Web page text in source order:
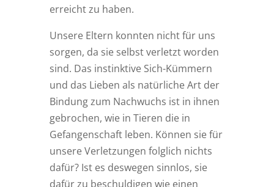
erreicht zu haben.
Unsere Eltern konnten nicht für uns
sorgen, da sie selbst verletzt worden
sind. Das instinktive Sich-Kümmern
und das Lieben als natürliche Art der
Bindung zum Nachwuchs ist in ihnen
gebrochen, wie in Tieren die in
Gefangenschaft leben. Können sie für
unsere Verletzungen folglich nichts
dafür? Ist es deswegen sinnlos, sie
dafür zu beschuldigen wie einen